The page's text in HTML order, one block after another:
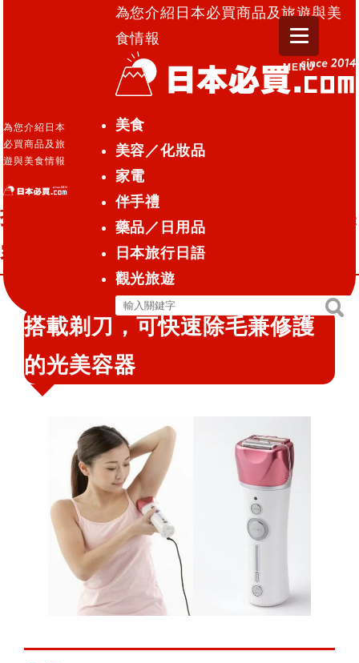
為您介紹日本
必買商品及旅
遊與美食情報
為您介紹日本必買商品及旅遊與美
食情報
美食
美容／化妝品
家電
伴手禮
藥品／日用品
日本旅行日語
觀光旅遊
搜
尋
關
鍵
搜
MENU
光美容器
電器
搭載剃刀，可快速除毛兼修護的光美
容器
搭載剃刀，可快速除毛兼修護
的光美容器